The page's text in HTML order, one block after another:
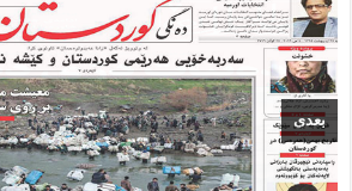
بعدی